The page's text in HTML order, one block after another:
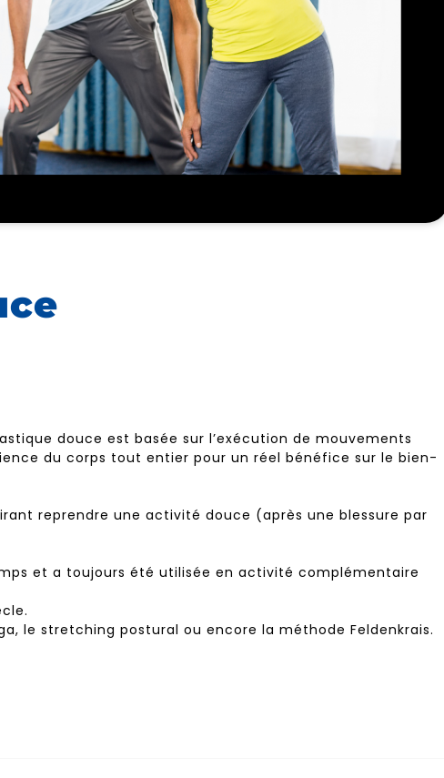
douce est basée sur l’exécution de mouvements
du corps tout entier pour un réel bénéfice sur le bien-
reprendre une activité douce (après une blessure par
et a toujours été utilisée en activité complémentaire
le stretching postural ou encore la méthode Feldenkrais.